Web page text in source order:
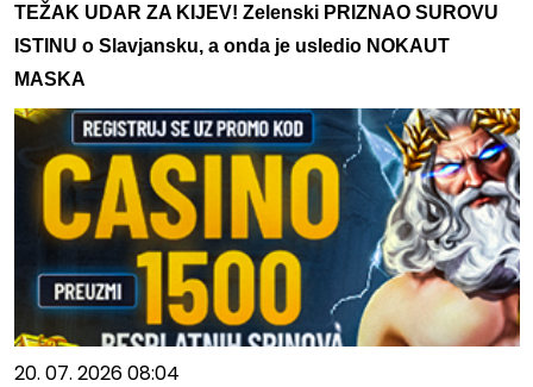
TEŽAK UDAR ZA KIJEV! Zelenski PRIZNAO SUROVU
ISTINU o Slavjansku, a onda je usledio NOKAUT
MASKA
20. 07. 2026 08:04